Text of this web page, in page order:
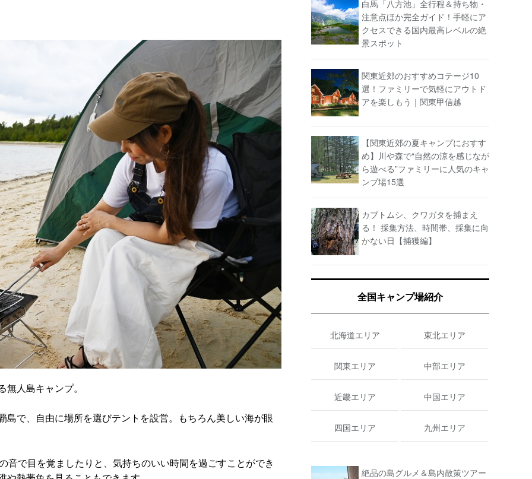
人島キャンプ。
で、自由に場所を選びテントを設営。もちろん美しい海が眼
で目を覚ましたりと、気持ちのいい時間を過ごすことができ
白馬「八方池」全行程＆持ち物・
注意点ほか完全ガイド！手軽にア
クセスできる国内最高レベルの絶
景スポット
関東近郊のおすすめコテージ10
選！ファミリーで気軽にアウトド
アを楽しもう｜関東甲信越
【関東近郊の夏キャンプにおすす
め】川や森で“自然の涼を感じなが
ら遊べる”ファミリーに人気のキャ
ンプ場15選
カブトムシ、クワガタを捕まえ
る！ 採集方法、時間帯、採集に向
かない日【捕獲編】
全国キャンプ場紹介
北海道エリア 東北エリア
関東エリア 中部エリア
近畿エリア 中国エリア
四国エリア 九州エリア
絶品の島グルメ＆島内散策ツアー